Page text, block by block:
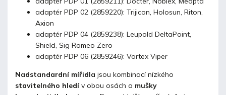
adaptér PDP 02 (2859220): Trijicon, Holosun, Riton,
Axion
adaptér PDP 04 (2859238): Leupold DeltaPoint,
Shield, Sig Romeo Zero
adaptér PDP 06 (2859246): Vortex Viper
Nadstandardní mířidla jsou kombinací nízkého
stavitelného hledív obou osách a mušky